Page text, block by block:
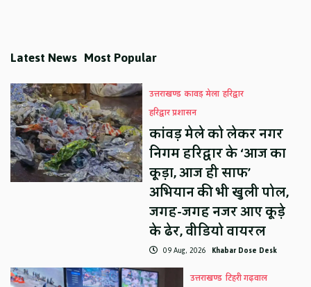
Latest News Most Popular
उत्तराखण्ड कावड़ मेला हरिद्वार
हरिद्वार प्रशासन
कांवड़ मेले को लेकर नगर
निगम हरिद्वार के ‘आज का
कूड़ा, आज ही साफ’
अभियान की भी खुली पोल,
जगह-जगह नजर आए कूड़े
के ढेर, वीडियो वायरल
09 Aug, 2026 Khabar Dose Desk
उत्तराखण्ड टिहरी गढ़वाल